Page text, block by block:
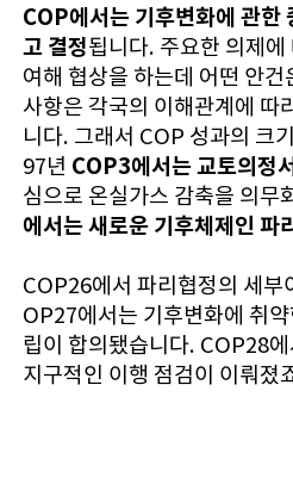
COP에서는 기후변화에 관한
고 결정됩니다. 주요한 의제
여해 협상을 하는데 어떤 안
사항은 각국의 이해관계에 따
니다. 그래서 COP 성과의 크
97년 COP3에서는 교토의정
심으로 온실가스 감축을 의무
에서는 새로운 기후체제인 파
COP26에서 파리협정의 세부
OP27에서는 기후변화에 취
립이 합의됐습니다. COP28
지구적인 이행 점검이 이뤄졌